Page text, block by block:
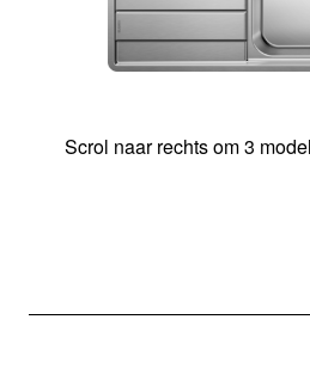
Scrol naar rechts om 3